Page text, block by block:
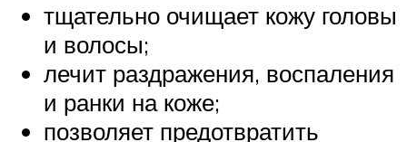
тщательно очищает кожу головы
и волосы;
лечит раздражения, воспаления
и ранки на коже;
позволяет предотвратить